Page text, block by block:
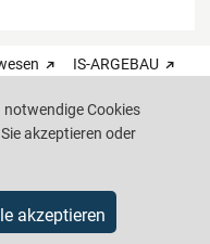
IS-ARGEBAU
SitemapCookies
akzeptieren oder
akzeptieren